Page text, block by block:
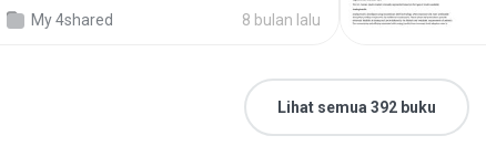
My 4shared 8 bulan lalu
Lihat semua 392 buku